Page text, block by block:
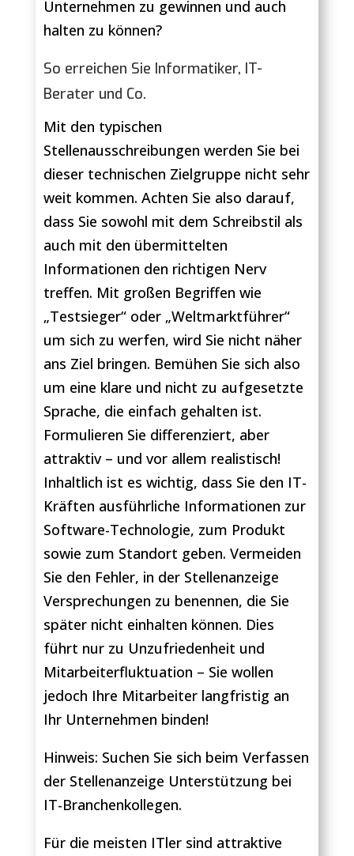
Unternehmen zu gewinnen und auch
halten zu können?
So erreichen Sie Informatiker, IT-
Berater und Co.
Mit den typischen
Stellenausschreibungen werden Sie bei
dieser technischen Zielgruppe nicht sehr
weit kommen. Achten Sie also darauf,
dass Sie sowohl mit dem Schreibstil als
auch mit den übermittelten
Informationen den richtigen Nerv
treffen. Mit großen Begriffen wie
„Testsieger“ oder „Weltmarktführer“
um sich zu werfen, wird Sie nicht näher
ans Ziel bringen. Bemühen Sie sich also
um eine klare und nicht zu aufgesetzte
Sprache, die einfach gehalten ist.
Formulieren Sie differenziert, aber
attraktiv – und vor allem realistisch!
Inhaltlich ist es wichtig, dass Sie den IT-
Kräften ausführliche Informationen zur
Software-Technologie, zum Produkt
sowie zum Standort geben. Vermeiden
Sie den Fehler, in der Stellenanzeige
Versprechungen zu benennen, die Sie
später nicht einhalten können. Dies
führt nur zu Unzufriedenheit und
Mitarbeiterfluktuation – Sie wollen
jedoch Ihre Mitarbeiter langfristig an
Ihr Unternehmen binden!
Hinweis: Suchen Sie sich beim Verfassen
der Stellenanzeige Unterstützung bei
IT-Branchenkollegen.
Für die meisten ITler sind attraktive